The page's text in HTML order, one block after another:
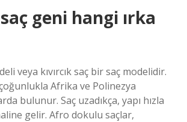
saç geni hangi ırka
veya kıvırcık saç bir saç modelidir.
Afrika ve Polinezya
bulunur. Saç uzadıkça, yapı hızla
gelir. Afro dokulu saçlar,